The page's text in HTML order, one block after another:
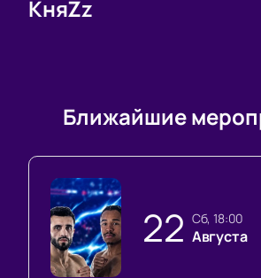
КняZz
Ближайшие
22 сб, 18:00
Августа